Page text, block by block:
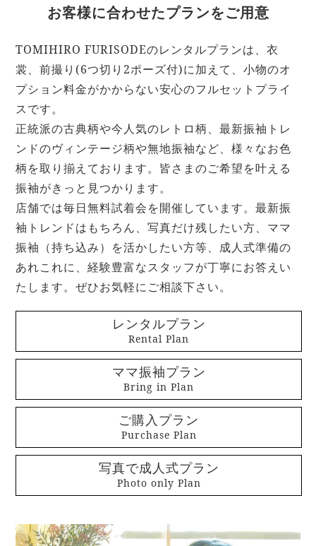
お客様に合わせたプランをご用意
TOMIHIRO FURISODEのレンタルプランは、衣
裳、前撮り(6つ切り2ポーズ付)に加えて、小物のオ
プション料金がかからない安心のフルセットプライ
スです。
正統派の古典柄や今人気のレトロ柄、最新振袖トレ
ンドのヴィンテージ柄や無地振袖など、様々なお色
柄を取り揃えております。皆さまのご希望を叶える
振袖がきっと見つかります。
店舗では毎日無料試着会を開催しています。最新振
袖トレンドはもちろん、写真だけ残したい方、ママ
振袖（持ち込み）を活かしたい方等、成人式準備の
あれこれに、経験豊富なスタッフが丁寧にお答えい
たします。ぜひお気軽にご相談下さい。
レンタルプラン
Rental Plan
ママ振袖プラン
Bring in Plan
ご購入プラン
Purchase Plan
写真で成人式プラン
Photo only Plan